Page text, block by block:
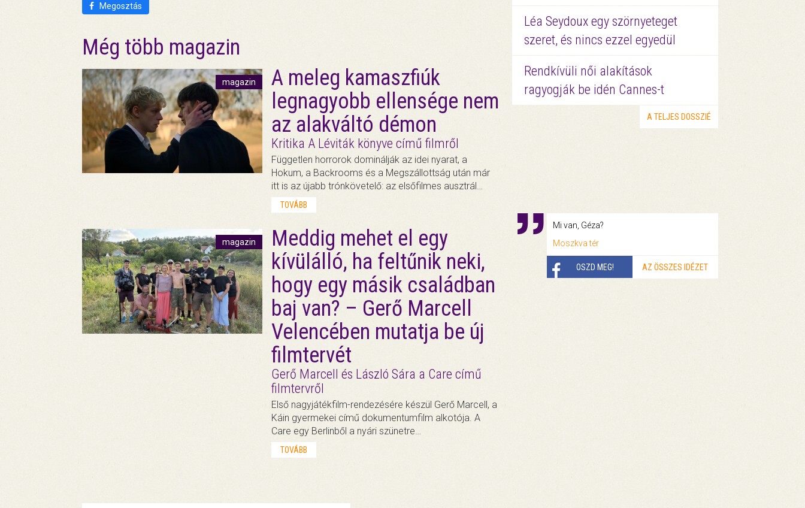
Megosztás
Még több magazin
magazin
A meleg kamaszfiúk
legnagyobb ellensége nem
az alakváltó démon
Kritika A Léviták könyve című filmről
Független horrorok dominálják az idei nyarat, a
Hokum, a Backrooms és a Megszállottság után már
itt is az újabb trónkövetelő: az elsőfilmes ausztrál…
TOVÁBB
magazin
Meddig mehet el egy
kívülálló, ha feltűnik neki,
hogy egy másik családban
baj van? – Gerő Marcell
Velencében mutatja be új
filmtervét
Gerő Marcell és László Sára a Care című
filmtervről
Első nagyjátékfilm-rendezésére készül Gerő Marcell, a
Káin gyermekei című dokumentumfilm alkotója. A
Care egy Berlinből a nyári szünetre…
TOVÁBB
Léa Seydoux egy szörnyeteget
szeret, és nincs ezzel egyedül
Rendkívüli női alakítások
ragyogják be idén Cannes-t
A TELJES DOSSZIÉ
Mi van, Géza?
Moszkva tér
OSZD MEG! AZ ÖSSZES IDÉZET